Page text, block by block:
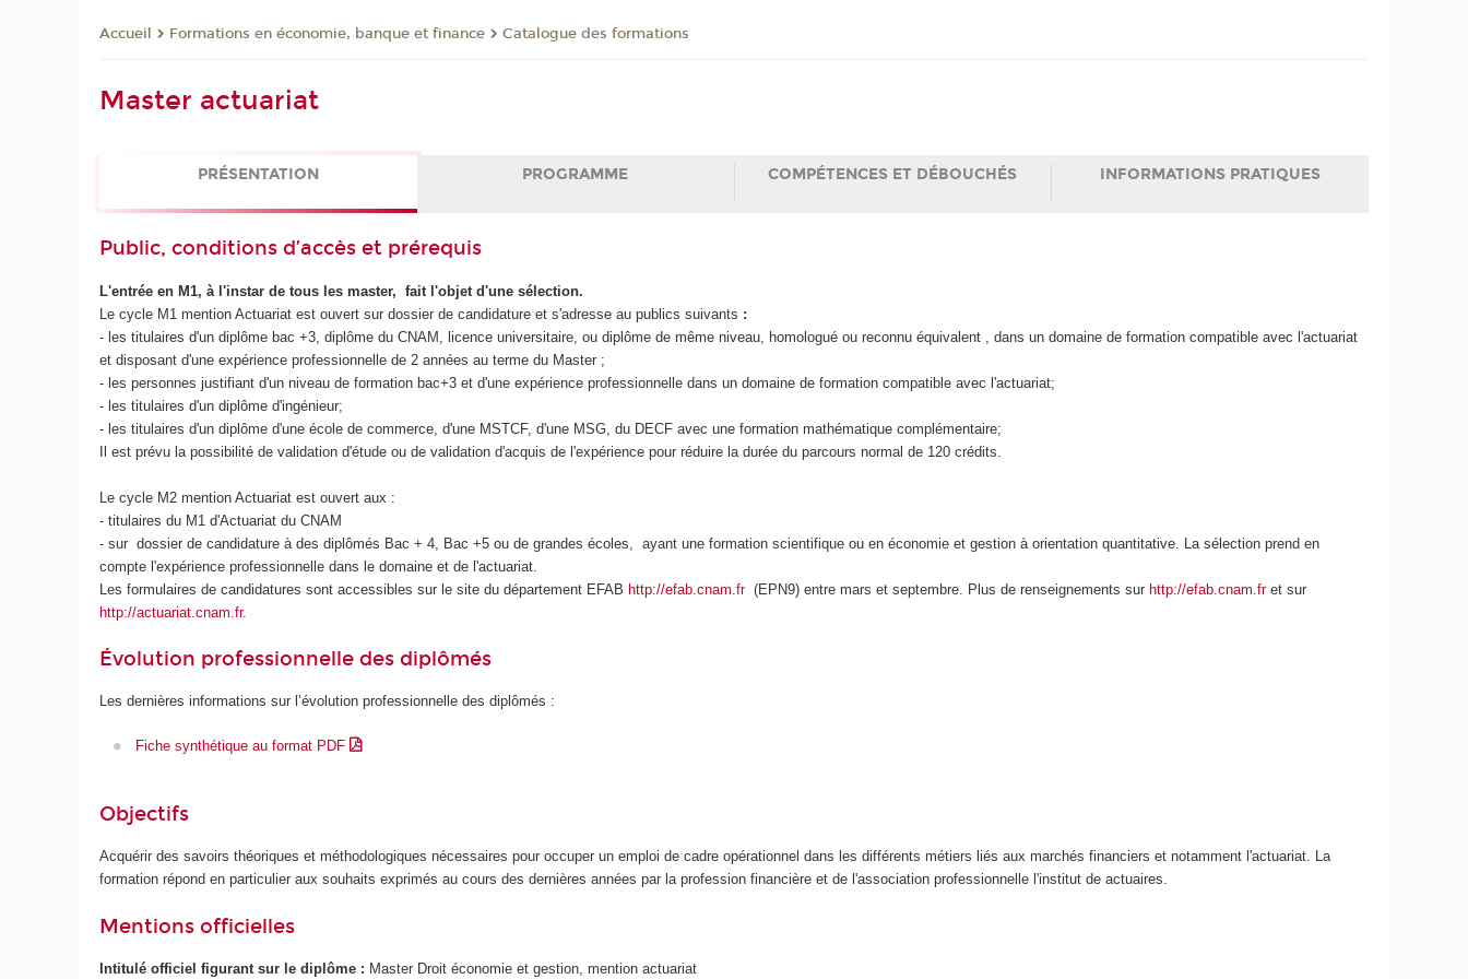
Accueil Formations en économie, banque et finance Catalogue des formations
Master actuariat
PRÉSENTATION PROGRAMME COMPÉTENCES ET DÉBOUCHÉS INFORMATIONS PRATIQUES
Public, conditions d’accès et prérequis
L'entrée en M1, à l'instar de tous les master, fait l'objet d'une sélection.
Le cycle M1 mention Actuariat est ouvert sur dossier de candidature et s'adresse au publics suivants :
- les titulaires d'un diplôme bac +3, diplôme du CNAM, licence universitaire, ou diplôme de même niveau, homologué ou reconnu équivalent , dans un domaine de formation compatible avec l'actuariat
et disposant d'une expérience professionnelle de 2 années au terme du Master ;
- les personnes justifiant d'un niveau de formation bac+3 et d'une expérience professionnelle dans un domaine de formation compatible avec l'actuariat;
- les titulaires d'un diplôme d'ingénieur;
- les titulaires d'un diplôme d'une école de commerce, d'une MSTCF, d'une MSG, du DECF avec une formation mathématique complémentaire;
Il est prévu la possibilité de validation d'étude ou de validation d'acquis de l'expérience pour réduire la durée du parcours normal de 120 crédits.
Le cycle M2 mention Actuariat est ouvert aux :
- titulaires du M1 d'Actuariat du CNAM
- sur dossier de candidature à des diplômés Bac + 4, Bac +5 ou de grandes écoles, ayant une formation scientifique ou en économie et gestion à orientation quantitative. La sélection prend en
compte l'expérience professionnelle dans le domaine et de l'actuariat.
Les formulaires de candidatures sont accessibles sur le site du département EFABhttp://efab.cnam.fr(EPN9) entre mars et septembre. Plus de renseignements surhttp://efab.cnam.fret sur
http://actuariat.cnam.fr.
Évolution professionnelle des diplômés
Les dernières informations sur l’évolution professionnelle des diplômés :
Fiche synthétique au format PDF
Objectifs
Acquérir des savoirs théoriques et méthodologiques nécessaires pour occuper un emploi de cadre opérationnel dans les différents métiers liés aux marchés financiers et notamment l'actuariat. La
formation répond en particulier aux souhaits exprimés au cours des dernières années par la profession financière et de l'association professionnelle l'institut de actuaires.
Mentions officielles
Intitulé officiel figurant sur le diplôme : Master Droit économie et gestion, mention actuariat